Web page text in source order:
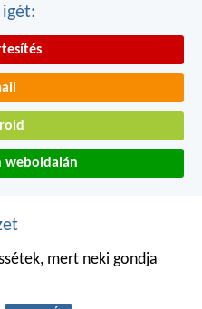
weboldalán
mert neki gondja